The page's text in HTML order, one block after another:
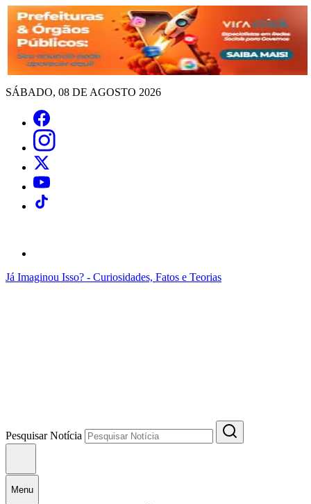
SÁBADO, 08 DE AGOSTO 2026
Já Imaginou Isso? - Curiosidades, Fatos e Teorias
Pesquisar Notícia
Menu